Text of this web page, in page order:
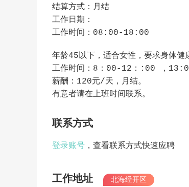
结算方式：月结
工作日期：
工作时间：08:00-18:00
年龄45以下，适合女性，要求身体健
工作时间：8：00-12：:00 ，
薪酬：120元/天，月结。
有意者请在上班时间联系。
联系方式
登录账号 ，查看联系方式快速应聘
工作地址 北海经开区